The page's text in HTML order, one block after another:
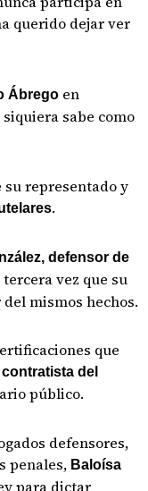
querido dejar ver
Ábrego en
sabe como
representado y
.
defensor de
vez que su
mismos hechos.
que
contratista del
público.
defensores,
penales, Baloísa
para dictar